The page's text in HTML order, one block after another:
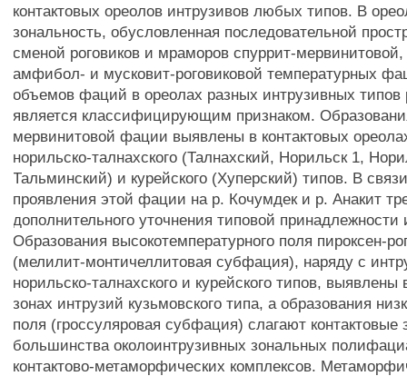
контактовых ореолов интрузивов любых типов. В
зональность, обусловленная последовательной
сменой роговиков и мраморов спуррит-мервинитовой,
амфибол- и мусковит-роговиковой температурных
объемов фаций в ореолах разных интрузивных типов
является классифицирующим признаком.
мервинитовой фации выявлены в контактовых
норильско-талнахского (Талнахский, Норильск 1,
Тальминский) и курейского (Хуперский) типов. В
проявления этой фации на р. Кочумдек и р. Анакит
дополнительного уточнения типовой принадлежности
Образования высокотемпературного поля пироксен-
(мелилит-монтичеллитовая субфация), наряду с
норильско-талнахского и курейского типов, выявлены
зонах интрузий кузьмовского типа, а образования
поля (гроссуляровая субфация) слагают контактовые
большинства околоинтрузивных зональных
контактово-метаморфических комплексов.